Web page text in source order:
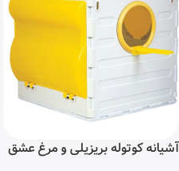
آشیانه کوتوله بریزیلی و مرغ عشق